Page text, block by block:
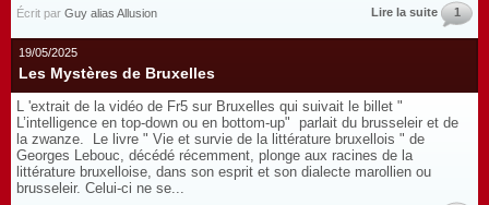
Écrit par Guy alias Allusion Lire la suite 1
19/05/2025
Les Mystères de Bruxelles
L 'extrait de la vidéo de Fr5 sur Bruxelles qui suivait le billet "
L’intelligence en top-down ou en bottom-up" parlait du brusseleir et de
la zwanze. Le livre " Vie et survie de la littérature bruxellois " de
Georges Lebouc, décédé récemment, plonge aux racines de la
littérature bruxelloise, dans son esprit et son dialecte marollien ou
brusseleir. Celui-ci ne se...